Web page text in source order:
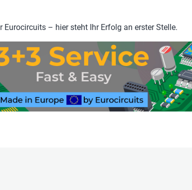
Eurocircuits – hier steht Ihr Erfolg an erster Stelle.